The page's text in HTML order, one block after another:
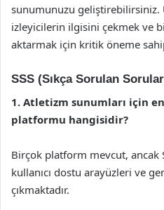
sunumunuzu geliştirebilirsiniz.
izleyicilerin ilgisini çekmek ve
aktarmak için kritik öneme
SSS (Sıkça Sorulan
1. Atletizm sunumları için
platformu hangisidir?
Birçok platform mevcut, ancak
kullanıcı dostu arayüzleri ve
çıkmaktadır.